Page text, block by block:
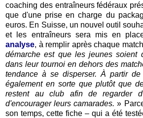
coaching des entraîneurs fédéraux
que d'une prise en charge du
euros. En Suisse, un nouvel outil
et les entraîneurs sera mis en
analyse, à remplir après chaque
démarche est que les jeunes soient
dans leur tournoi en dehors des
tendance à se disperser. À partir de
également en sorte que plutôt que
restent au club afin de regarder
d'encourager leurs camarades.»
son temps, cette fiche – qui a été